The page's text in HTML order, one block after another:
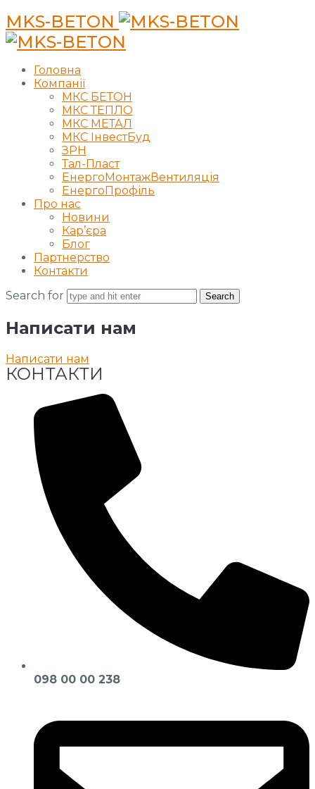
MKS-BETON
Головна
Компанії
МКС БЕТОН
МКС ТЕПЛО
МКС МЕТАЛ
МКС ІнвестБуд
ЗРН
Тал-Пласт
ЕнергоМонтажВентиляція
ЕнергоПрофіль
Про нас
Новини
Кар’єра
Блог
Партнерство
Контакти
Search for
Написати нам
Написати нам
КОНТАКТИ
098 00 00 238